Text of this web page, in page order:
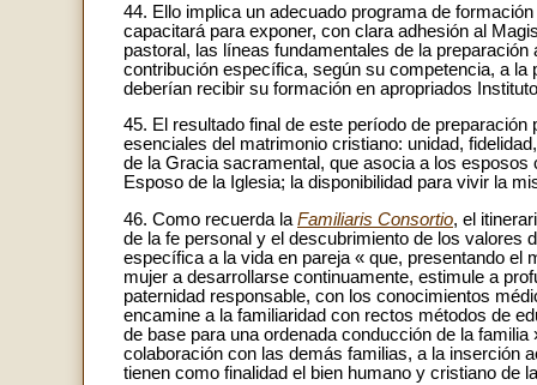
44. Ello implica un adecuado programa de
capacitará para exponer, con clara adhesión al
pastoral, las líneas fundamentales de la
contribución específica, según su competencia, a
deberían recibir su formación en apropriados
45. El resultado final de este período de
esenciales del matrimonio cristiano: unidad,
de la Gracia sacramental, que asocia a los
Esposo de la Iglesia; la disponibilidad para vivir la
46. Como recuerda la Familiaris Consortio, el
de la fe personal y el descubrimiento de los valores
específica a la vida en pareja « que, presentando el
mujer a desarrollarse continuamente, estimule a
paternidad responsable, con los conocimientos
encamine a la familiaridad con rectos métodos de
de base para una ordenada conducción de la familia
colaboración con las demás familias, a la inserción
tienen como finalidad el bien humano y cristiano de